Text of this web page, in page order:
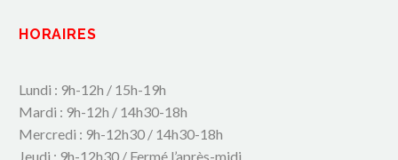
HORAIRES
Lundi : 9h-12h / 15h-19h
Mardi : 9h-12h / 14h30-18h
Mercredi : 9h-12h30 / 14h30-18h
Jeudi : 9h-12h30 / Fermé l’après-midi